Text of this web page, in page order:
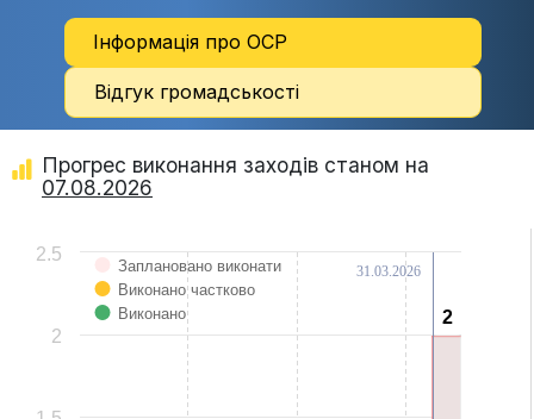
Інформація про ОСР
Відгук громадськості
Прогрес виконання заходів станом на
07.08.2026
Chart
Bar chart with 3 data series.
View as data table, Chart
The chart has 1 X axis displaying categories.
The chart has 1 Y axis displaying Values. Data ranges from 0 to 2.
2
2
Заплановано виконати
Виконано частково
Виконано
2
2.5
31.03.2026